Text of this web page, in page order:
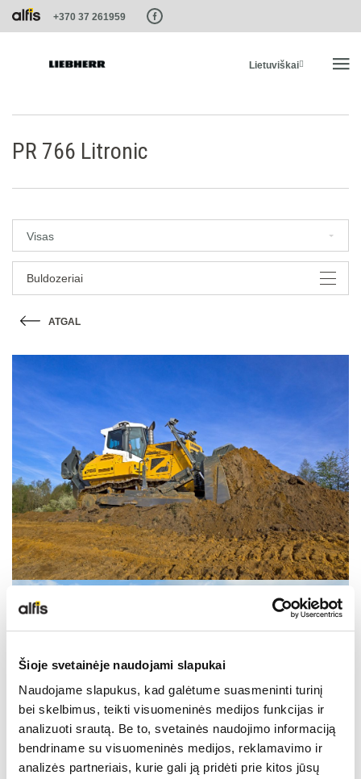
Šioje svetainėje naudojami slapukai
Naudojame slapukus, kad galėtume suasmeninti turinį
bei skelbimus, teikti visuomeninės medijos funkcijas ir
analizuoti srautą. Be to, svetainės naudojimo informaciją
bendriname su visuomeninės medijos, reklamavimo ir
analizės partneriais, kurie gali ją pridėti prie kitos jūsų
Paste this code as high in the of the page as possible:
+370 37 261959
Lietuviškai
PASLAUGOS IR SPRENDIMAI
KARJEROS GALIMYBĖS
APIE MUS
KONTAKTAI
PR 766 Litronic
Visas
Buldozeriai
ATGAL